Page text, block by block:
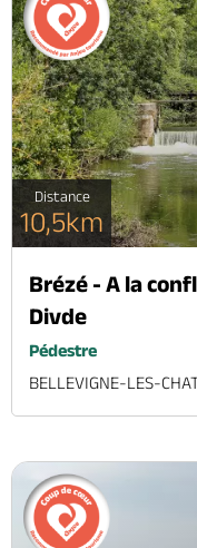
Brochures & Cartes Offices
Distance
10,5km
Brézé - A la
Divde
Pédestre
BELLEVIGNE-LES-